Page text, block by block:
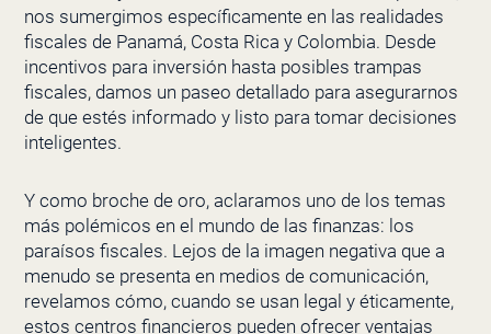
nos sumergimos específicamente en las realidades
fiscales de Panamá, Costa Rica y Colombia. Desde
incentivos para inversión hasta posibles trampas
fiscales, damos un paseo detallado para asegurarnos
de que estés informado y listo para tomar decisiones
inteligentes.
Y como broche de oro, aclaramos uno de los temas
más polémicos en el mundo de las finanzas: los
paraísos fiscales. Lejos de la imagen negativa que a
menudo se presenta en medios de comunicación,
revelamos cómo, cuando se usan legal y éticamente,
estos centros financieros pueden ofrecer ventajas